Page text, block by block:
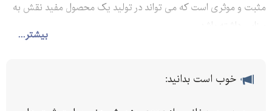
بیشتر...
مثبت و موثری است که می تواند در تولید یک محصول مفید نقش به
همواره سعی کرده ایم تا با استفاده از تجربه خود فنرهایی را که
مشتریانمان را راضی نگه بداریم.
خوب است بدانید: